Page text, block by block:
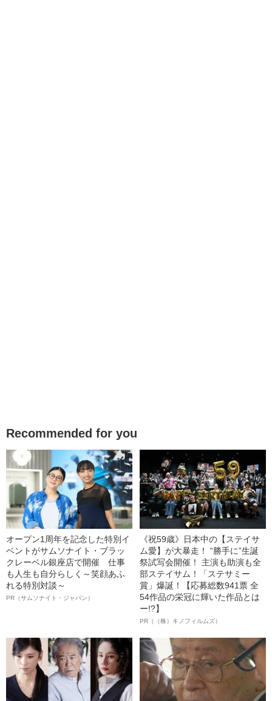
Recommended for you
オープン1周年を記念した特別イ
ベントがサムソナイト・ブラッ
クレーベル銀座店で開催 仕事
も人生も自分らしく～笑顔あふ
れる特別対談～
PR（サムソナイト・ジャパン）
《祝59歳》日本中の【ステイサ
ム愛】が大暴走！ “勝手に”生誕
祭試写会開催！ 主演も助演も全
部ステイサム！「ステサミー
賞」爆誕！【応募総数941票 全
54作品の栄冠に輝いた作品とは
ー!?】
PR（（株）キノフィルムズ）